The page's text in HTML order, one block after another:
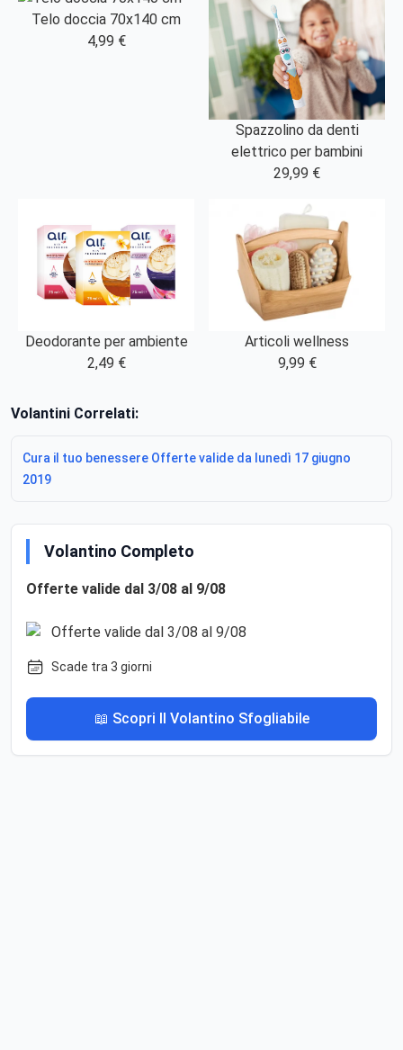
Telo doccia 70x140 cm
4,99 €
Spazzolino da denti
elettrico per bambini
29,99 €
Deodorante per ambiente
2,49 €
Articoli wellness
9,99 €
Volantini Correlati:
Cura il tuo benessere Offerte valide da lunedì 17 giugno
2019
Volantino Completo
Offerte valide dal 3/08 al 9/08
Scade tra 3 giorni
📖 Scopri Il Volantino Sfogliabile